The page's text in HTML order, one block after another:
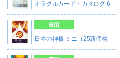
オラクルカード・カタログ 6
日本の神様 ミニ（25新価格